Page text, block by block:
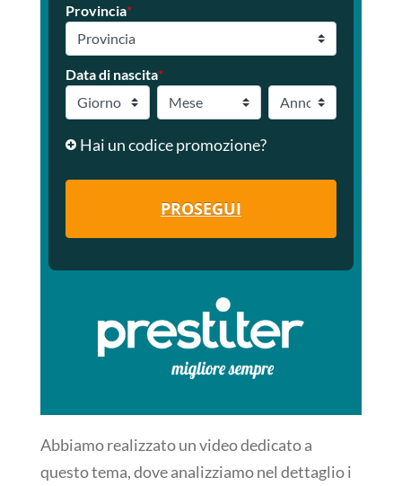
Provincia*
Data di nascita*
Hai un codice promozione?
PROSEGUI
Abbiamo realizzato un video dedicato a
questo tema, dove analizziamo nel dettaglio i